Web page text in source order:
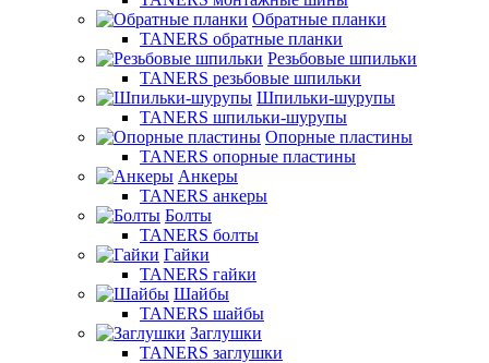
Обратные планки
TANERS обратные планки
Резьбовые шпильки
TANERS резьбовые шпильки
Шпильки-шурупы
TANERS шпильки-шурупы
Опорные пластины
TANERS опорные пластины
Анкеры
TANERS анкеры
Болты
TANERS болты
Гайки
TANERS гайки
Шайбы
TANERS шайбы
Заглушки
TANERS заглушки